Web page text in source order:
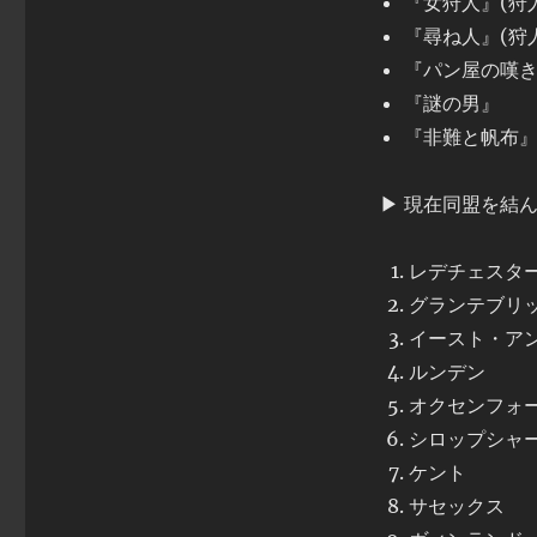
『尋ね人』(狩
『パン屋の嘆
『謎の男』
『非難と帆布』
▶ 現在同盟を結
レデチェスタ
グランテブリ
イースト・ア
ルンデン
オクセンフォ
シロップシャ
ケント
サセックス